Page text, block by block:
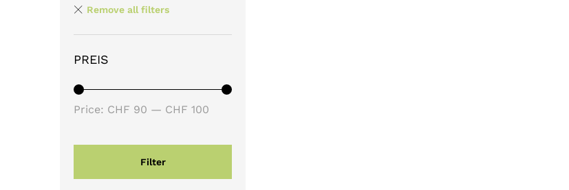
Remove all filters
PREIS
Filter
Price: CHF 90 — CHF 100